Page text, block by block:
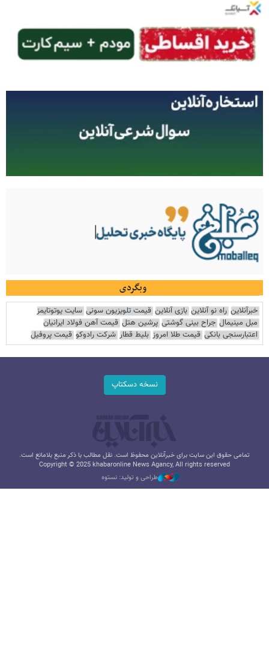
وبگردی
خبرآنلاین راه نو آنلاین بازی آنلاین قیمت تلویزیون سونی سایت یوتوتایمز
مبل مینیمال جراح بینی گوشتی پرشین هتل قیمت آهن فولاد ایرانیان
اعتبارسنجی بانکی قیمت طلا امروز بلیط قطار شرکت رادوکو قیمت پروفیل
نسخه دسکتاپ
تمامی حقوق این سایت برای خبرآنلاین محفوظ است. نقل مطالب با ذکر منبع بلامانع است.
Copyright © 2025 khabaronline News Agancy, All rights reserved
طراحی و تولید: نستوه